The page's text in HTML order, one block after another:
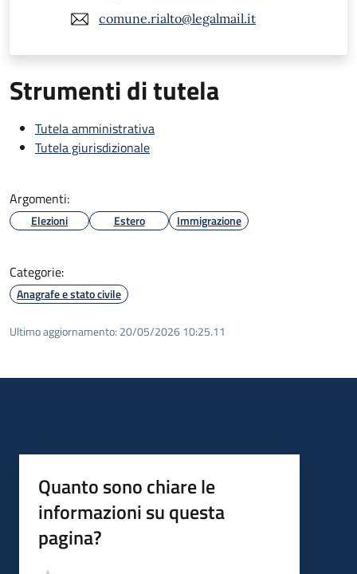
comune.rialto@legalmail.it
Strumenti di tutela
Tutela amministrativa
Tutela giurisdizionale
Argomenti:
Elezioni Estero Immigrazione
Categorie:
Anagrafe e stato civile
Ultimo aggiornamento: 20/05/2026 10:25.11
Quanto sono chiare le
informazioni su questa
pagina?